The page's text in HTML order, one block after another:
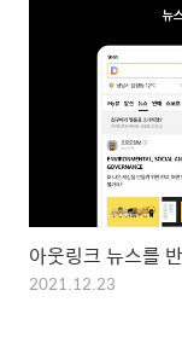
아웃링크 뉴스를
2021.12.23